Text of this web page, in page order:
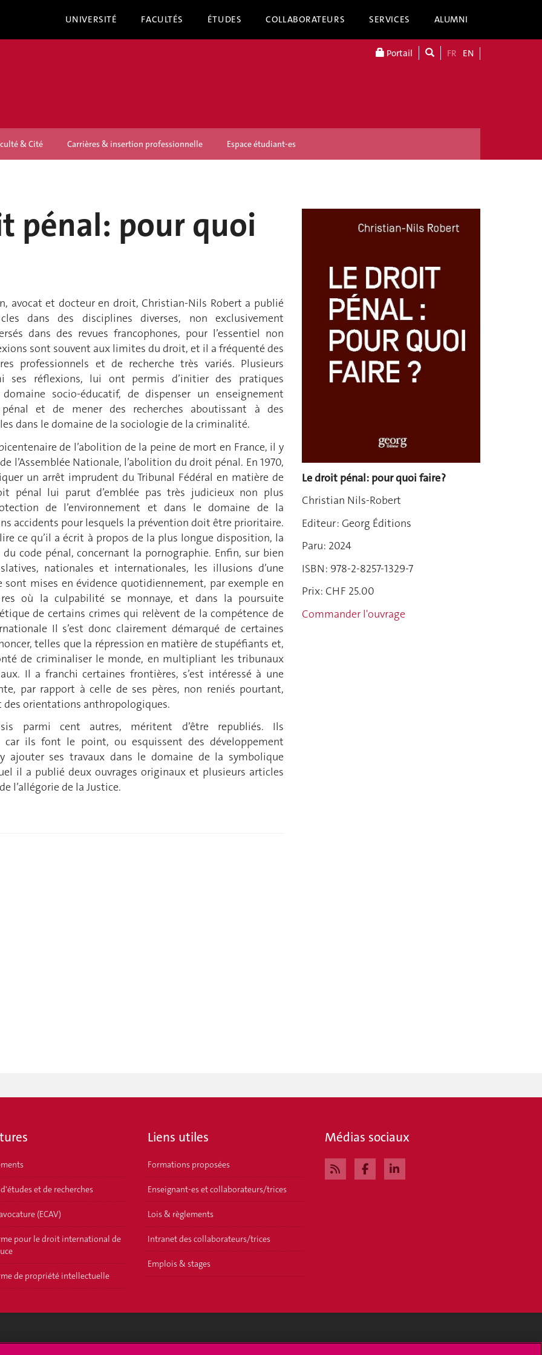
UNIVERSITÉ FACULTÉS ÉTUDES COLLABORATEURS SERVICES ALUMNI
Portail FR EN
& Cité Carrières & insertion professionnelle Espace étudiant-es
pénal: pour quoi
avocat et docteur en droit, Christian-Nils Robert a publié
dans des disciplines diverses, non exclusivement
dans des revues francophones, pour l’essentiel non
sont souvent aux limites du droit, et il a fréquenté des
professionnels et de recherche très variés. Plusieurs
ses réflexions, lui ont permis d’initier des pratiques
socio-éducatif, de dispenser un enseignement
et de mener des recherches aboutissant à des
dans le domaine de la sociologie de la criminalité.
de l’abolition de la peine de mort en France, il y
l’Assemblée Nationale, l’abolition du droit pénal. En 1970,
un arrêt imprudent du Tribunal Fédéral en matière de
pénal lui parut d’emblée pas très judicieux non plus
de l’environnement et dans le domaine de la
accidents pour lesquels la prévention doit être prioritaire.
ce qu’il a écrit à propos de la plus longue disposition, la
code pénal, concernant la pornographie. Enfin, sur bien
nationales et internationales, les illusions d’une
mises en évidence quotidiennement, par exemple en
où la culpabilité se monnaye, et dans la poursuite
de certains crimes qui relèvent de la compétence de
Il s’est donc clairement démarqué de certaines
telles que la répression en matière de stupéfiants et,
de criminaliser le monde, en multipliant les tribunaux
Il a franchi certaines frontières, s’est intéressé à une
par rapport à celle de ses pères, non reniés pourtant,
orientations anthropologiques.
parmi cent autres, méritent d’être republiés. Ils
car ils font le point, ou esquissent des développement
ajouter ses travaux dans le domaine de la symbolique
il a publié deux ouvrages originaux et plusieurs articles
l’allégorie de la Justice.
Le droit pénal: pour quoi faire ?
Christian Nils-Robert
Editeur : Georg Éditions
Paru: 2024
ISBN: 978-2-8257-1329-7
Prix: CHF 25.00
Commander l'ouvrage
et de recherches
(ECAV)
pour le droit international de
de propriété intellectuelle
Liens utiles
Formations proposées
Enseignant-es et collaborateurs/trices
Lois & règlements
Intranet des collaborateurs/trices
Emplois & stages
Médias sociaux